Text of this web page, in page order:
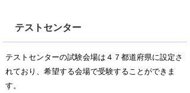
テストセンター
テストセンターの試験会場は４７都道府県に設定さ
れており、希望する会場で受験することができま
す。